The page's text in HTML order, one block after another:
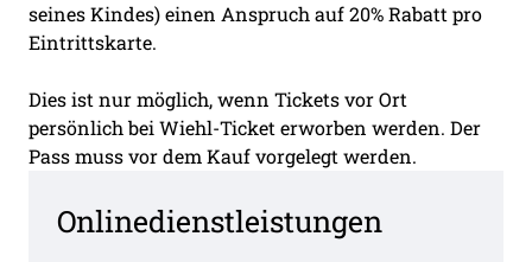
seines Kindes) einen Anspruch auf 20% Rabatt pro
Eintrittskarte.
Dies ist nur möglich, wenn Tickets vor Ort
persönlich bei Wiehl-Ticket erworben werden. Der
Pass muss vor dem Kauf vorgelegt werden.
Onlinedienstleistungen